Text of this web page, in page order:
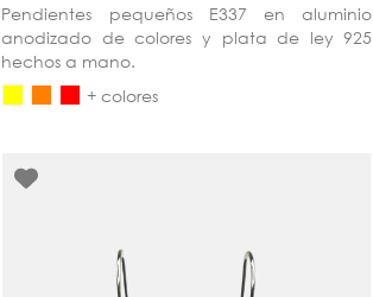
Pendientes pequeños E337 en aluminio
anodizado de colores y plata de ley 925
hechos a mano.
+ colores